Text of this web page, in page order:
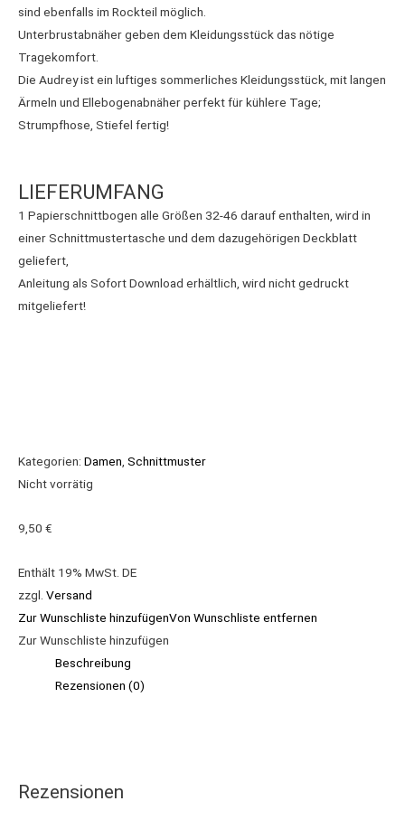
sind ebenfalls im Rockteil möglich.
Unterbrustabnäher geben dem Kleidungsstück das nötige
Tragekomfort.
Die Audrey ist ein luftiges sommerliches Kleidungsstück, mit langen
Ärmeln und Ellebogenabnäher perfekt für kühlere Tage;
Strumpfhose, Stiefel fertig!
LIEFERUMFANG
1 Papierschnittbogen alle Größen 32-46 darauf enthalten, wird in
einer Schnittmustertasche und dem dazugehörigen Deckblatt
geliefert,
Anleitung als Sofort Download erhältlich, wird nicht gedruckt
mitgeliefert!
Kategorien: Damen, Schnittmuster
Nicht vorrätig
9,50 €
Enthält 19% MwSt. DE
zzgl. Versand
Zur Wunschliste hinzufügenVon Wunschliste entfernen
Zur Wunschliste hinzufügen
Beschreibung
Rezensionen (0)
Rezensionen